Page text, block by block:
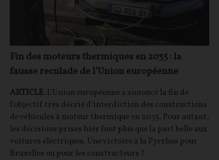
Fin des moteurs thermiques en 2035 : la
fausse reculade de l’Union européenne
ARTICLE. L’Union européenne a annoncé la fin de
l’objectif très décrié d’interdiction des constructions
de véhicules à moteur thermique en 2035. Pour autant,
les décisions prises hier font plus que la part belle aux
voitures électriques. Une victoire à la Pyrrhus pour
Bruxelles ou pour les constructeurs ?